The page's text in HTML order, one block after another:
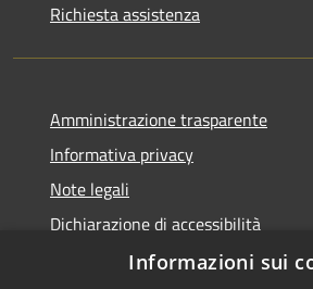
Richiesta assistenza
Amministrazione trasparente
Informativa privacy
Note legali
Dichiarazione di accessibilità
Informazioni sui